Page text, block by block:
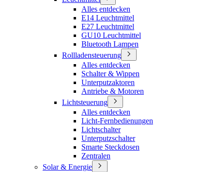
Alles entdecken
E14 Leuchtmittel
E27 Leuchtmittel
GU10 Leuchtmittel
Bluetooth Lampen
Rollladensteuerung
Alles entdecken
Schalter & Wippen
Unterputzaktoren
Antriebe & Motoren
Lichtsteuerung
Alles entdecken
Licht-Fernbedienungen
Lichtschalter
Unterputzschalter
Smarte Steckdosen
Zentralen
Solar & Energie